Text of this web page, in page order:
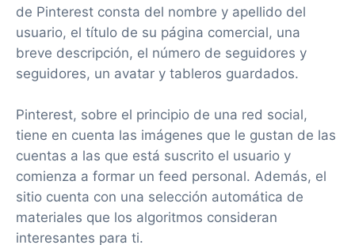
de Pinterest consta del nombre y apellido del
usuario, el título de su página comercial, una
breve descripción, el número de seguidores y
seguidores, un avatar y tableros guardados.
Pinterest, sobre el principio de una red social,
tiene en cuenta las imágenes que le gustan de las
cuentas a las que está suscrito el usuario y
comienza a formar un feed personal. Además, el
sitio cuenta con una selección automática de
materiales que los algoritmos consideran
interesantes para ti.